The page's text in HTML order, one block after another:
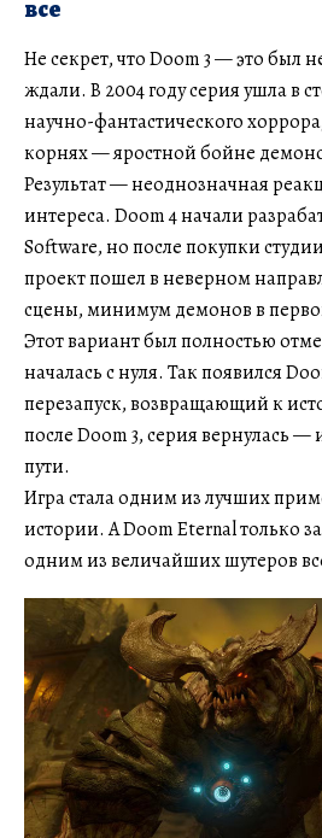
все
Не секрет, что Doom 3 — это был
ждали. В 2004 году серия ушла в
научно-фантастического
корнях — яростной бойне
Результат — неоднозначная
интереса. Doom 4 начали
Software, но после покупки
проект пошел в неверном
сцены, минимум демонов в
Этот вариант был полностью
началась с нуля. Так появился
перезапуск, возвращающий к
после Doom 3, серия вернулась —
пути.
Игра стала одним из лучших
истории. А Doom Eternal только
одним из величайших шутеров